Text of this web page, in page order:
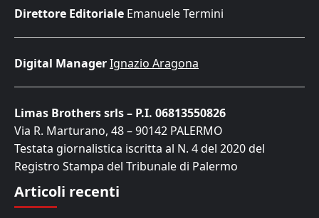
Direttore Editoriale Emanuele Termini
Digital ManagerIgnazio Aragona
Limas Brothers srls – P.I. 06813550826
Via R. Marturano, 48 – 90142 PALERMO
Testata giornalistica iscritta al N. 4 del 2020 del
Registro Stampa del Tribunale di Palermo
Articoli recenti